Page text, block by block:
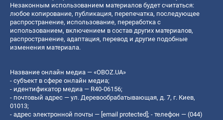
Незаконным использованием материалов будет считаться:
любое копирование, публикация, перепечатка, последующее
распространение, использование, переработка с
использованием, включением в состав других материалов,
распространение, адаптация, перевод и другие подобные
изменения материала.
Название онлайн медиа — «OBOZ.UA»
- субъект в сфере онлайн медиа;
- идентификатор медиа — R40-06156;
- почтовый адрес — ул. Деревообрабатывающая, д. 7, г. Киев,
01013;
- адрес электронной почты — [email protected] ; - телефон — (044)